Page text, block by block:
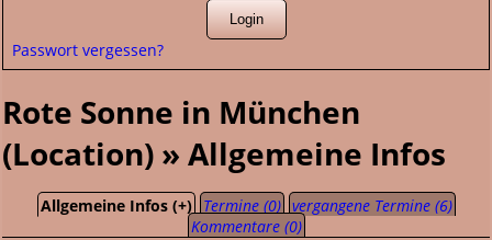
Passwort vergessen?
Rote Sonne in München
(Location) » Allgemeine Infos
Allgemeine Infos (+) Termine (0) vergangene Termine (6)
Kommentare (0)